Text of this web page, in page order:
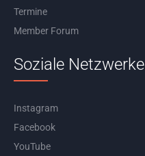
Termine
Member Forum
Soziale Netzwerke
Instagram
Facebook
YouTube